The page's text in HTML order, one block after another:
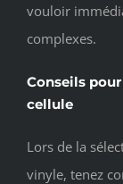
vouloir
complexes.
Conseils
cellule
Lors de la
vinyle, tenez